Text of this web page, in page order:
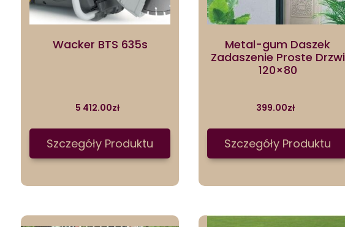
Wacker BTS 635s
5 412.00zł
Szczegóły Produktu
Metal-gum Daszek
Zadaszenie Proste Drzwi
120×80
399.00zł
Szczegóły Produktu